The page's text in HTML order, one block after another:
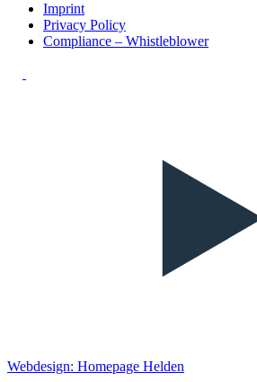
Imprint
Privacy Policy
Compliance – Whistleblower
Webdesign: Homepage Helden